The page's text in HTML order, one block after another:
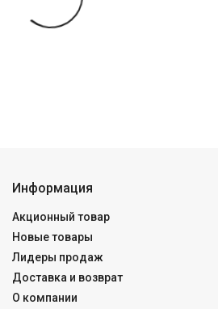
Информация
Акционный товар
Новые товары
Лидеры продаж
Доставка и возврат
О компании